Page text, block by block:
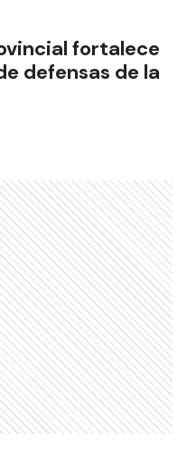
fortalece
defensas de la